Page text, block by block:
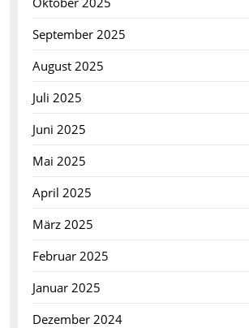
September 2025
August 2025
Juli 2025
Juni 2025
Mai 2025
April 2025
März 2025
Februar 2025
Januar 2025
Dezember 2024